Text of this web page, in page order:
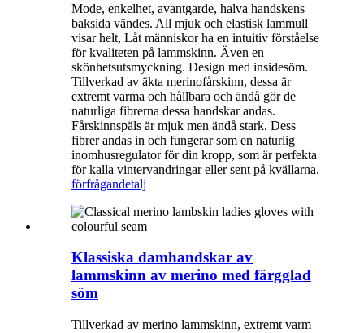
Mode, enkelhet, avantgarde, halva handskens
baksida vändes. All mjuk och elastisk lammull
visar helt, Låt människor ha en intuitiv förståelse
för kvaliteten på lammskinn. Även en
skönhetsutsmyckning. Design med insidesöm.
Tillverkad av äkta merinofårskinn, dessa är
extremt varma och hållbara och ändå gör de
naturliga fibrerna dessa handskar andas.
Fårskinnspäls är mjuk men ändå stark. Dess
fibrer andas in och fungerar som en naturlig
inomhusregulator för din kropp, som är perfekta
för kalla vintervandringar eller sent på kvällarna.
förfrågandetalj
Klassiska damhandskar av
lammskinn av merino med färgglad
söm
Tillverkad av merino lammskinn, extremt varm